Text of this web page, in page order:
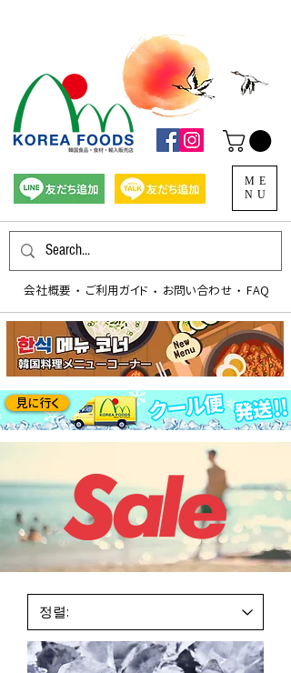
​ご利用ガイド お問い合わせ FAQ
会社概要 ​・ ​・
​・
ME
NU
見に行く